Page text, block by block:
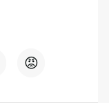
😡